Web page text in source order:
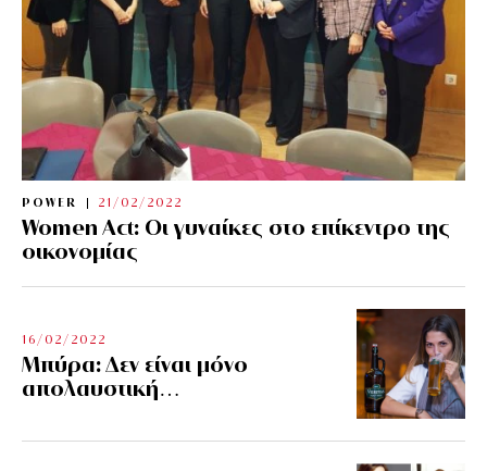
POWER 21/02/2022
Women Act: Οι γυναίκες στο επίκεντρο της
οικονομίας
16/02/2022
Μπύρα: Δεν είναι μόνο
απολαυστική…